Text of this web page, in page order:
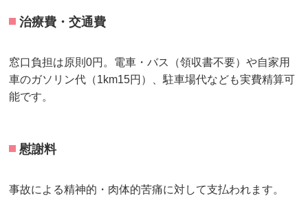
治療費・交通費
窓口負担は原則0円。電車・バス（領収書不要）や自家用
車のガソリン代（1km15円）、駐車場代なども実費精算可
能です。
慰謝料
事故による精神的・肉体的苦痛に対して支払われます。